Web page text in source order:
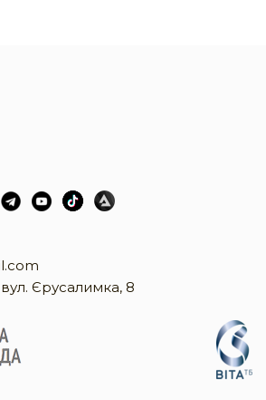
Єрусалимка, 8